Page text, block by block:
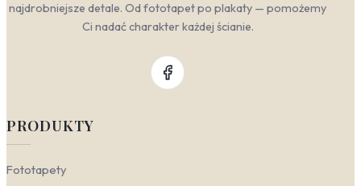
najdrobniejsze detale. Od fototapet po plakaty — pomożemy
Ci nadać charakter każdej ścianie.
PRODUKTY
Fototapety